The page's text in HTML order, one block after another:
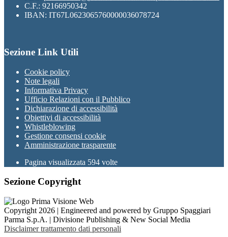
C.F.: 92166950342
IBAN: IT67L0623065760000036078724
Sezione Link Utili
Cookie policy
Note legali
Informativa Privacy
Ufficio Relazioni con il Pubblico
Dichiarazione di accessibilità
Obiettivi di accessibilità
Whistleblowing
Gestione consensi cookie
Amministrazione trasparente
Pagina visualizzata 594 volte
Sezione Copyright
Copyright 2026 | Engineered and powered by Gruppo Spaggiari
Parma S.p.A. | Divisione Publishing & New Social Media
Disclaimer trattamento dati personali